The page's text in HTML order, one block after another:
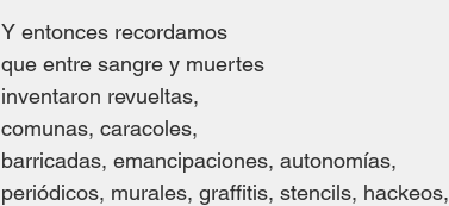
Y entonces recordamos
que entre sangre y muertes
inventaron revueltas,
comunas, caracoles,
barricadas, emancipaciones, autonomías,
periódicos, murales, graffitis, stencils, hackeos,